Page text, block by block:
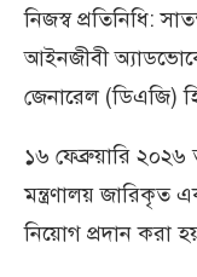
নিজস্ব প্রতিনিধি:
আইনজীবী
জেনারেল (ডিএজি)
১৬ ফেব্রুয়ারি
মন্ত্রণালয় জারিকৃত
নিয়োগ প্রদান করা